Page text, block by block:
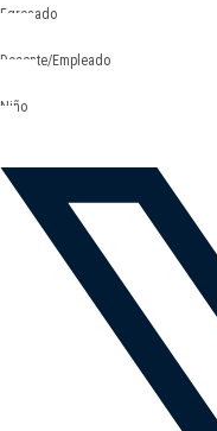
Egresado
Docente/Empleado
Niño